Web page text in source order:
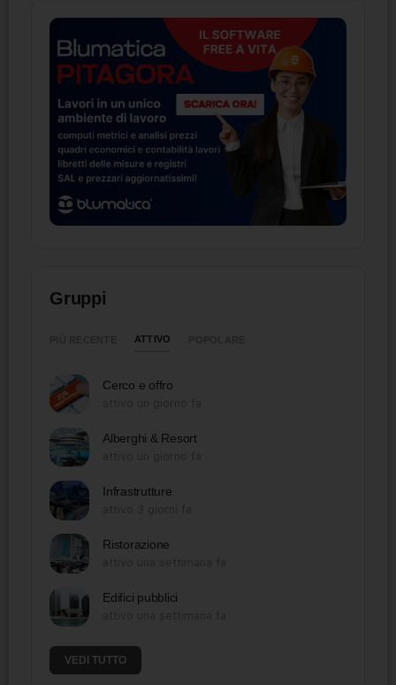
Gruppi
ATTIVO
Cerco e offro
Alberghi & Resort
Infrastrutture
Ristorazione
Edifici pubblici
VEDI TUTTO